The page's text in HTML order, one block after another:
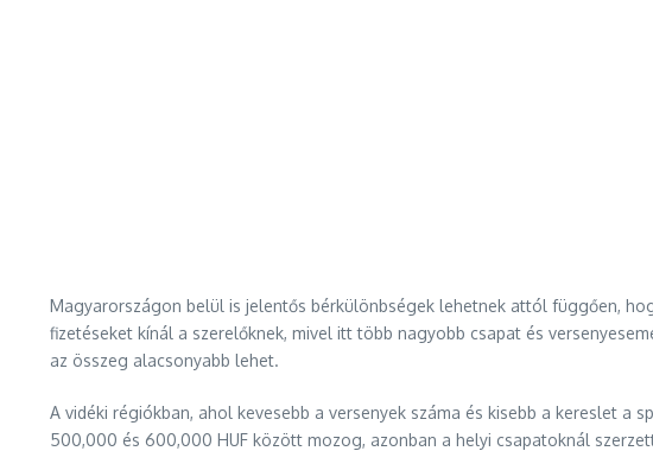
Magyarországon belül is jelentős bérkülönbségek lehetnek attól függően,
fizetéseket kínál a szerelőknek, mivel itt több nagyobb csapat és
az összeg alacsonyabb lehet.
A vidéki régiókban, ahol kevesebb a versenyek száma és kisebb a kereslet
500,000 és 600,000 HUF között mozog, azonban a helyi csapatoknál